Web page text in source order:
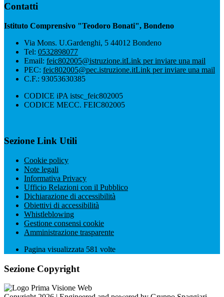
Contatti
Istituto Comprensivo "Teodoro Bonati", Bondeno
Via Mons. U.Gardenghi, 5 44012 Bondeno
Tel: 0532898077
Email: feic802005@istruzione.itLink per inviare una mail
PEC: feic802005@pec.istruzione.itLink per inviare una mail
C.F.: 93053630385
CODICE iPA istsc_feic802005
CODICE MECC. FEIC802005
Sezione Link Utili
Cookie policy
Note legali
Informativa Privacy
Ufficio Relazioni con il Pubblico
Dichiarazione di accessibilità
Obiettivi di accessibilità
Whistleblowing
Gestione consensi cookie
Amministrazione trasparente
Pagina visualizzata 581 volte
Sezione Copyright